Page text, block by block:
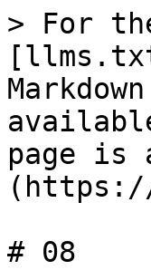
> For
page is
(https://
# 08